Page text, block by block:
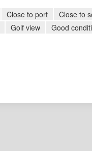
Close to port
Close to
Golf view Good